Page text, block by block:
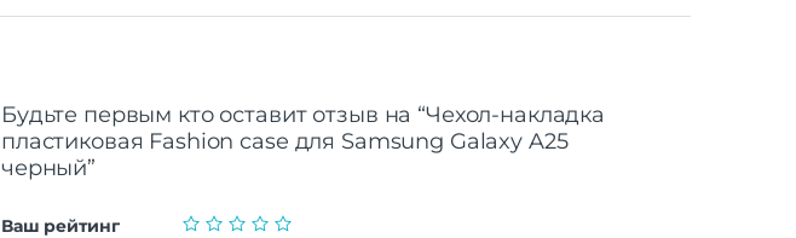
Будьте первым кто оставит отзыв на “Чехол-накладка
пластиковая Fashion case для Samsung Galaxy A25
черный”
Ваш рейтинг